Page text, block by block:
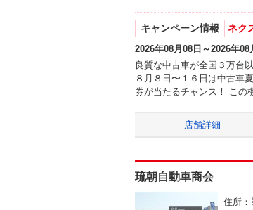
キャンペーン情報 ネク
2026年08月08日～2026年08
良質な中古車が全国３万台
８月８日〜１６日は中古車
券が当たるチャンス！ この
店舗詳細
琉朝自動車商会
住所：